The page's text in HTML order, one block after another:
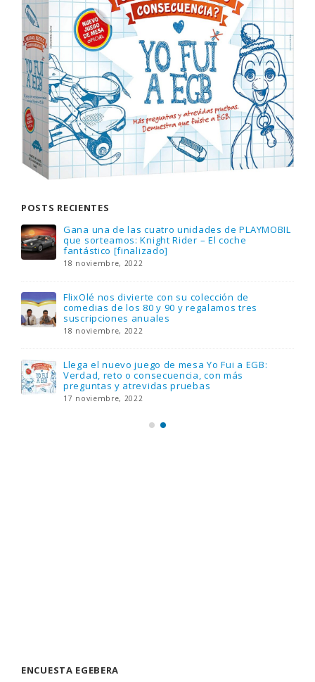
POSTS RECIENTES
Gana una de las cuatro unidades de PLAYMOBIL
que sorteamos: Knight Rider – El coche
fantástico [finalizado]
18 noviembre, 2022
FlixOlé nos divierte con su colección de
comedias de los 80 y 90 y regalamos tres
suscripciones anuales
18 noviembre, 2022
Llega el nuevo juego de mesa Yo Fui a EGB:
Verdad, reto o consecuencia, con más
preguntas y atrevidas pruebas
17 noviembre, 2022
ENCUESTA EGEBERA